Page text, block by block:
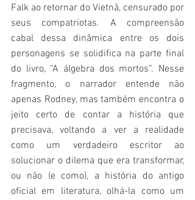
Falk ao retornar do Vietnã, censurado por
seus compatriotas. A compreensão
cabal dessa dinâmica entre os dois
personagens se solidifica na parte final
do livro, “A álgebra dos mortos”. Nesse
fragmento, o narrador entende não
apenas Rodney, mas também encontra o
jeito certo de contar a história que
precisava, voltando a ver a realidade
como um verdadeiro escritor ao
solucionar o dilema que era transformar,
ou não (e como), a história do antigo
oficial em literatura, olhá-la como um